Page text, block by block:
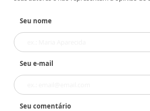
Seu nome
Seu e-mail
Seu comentário